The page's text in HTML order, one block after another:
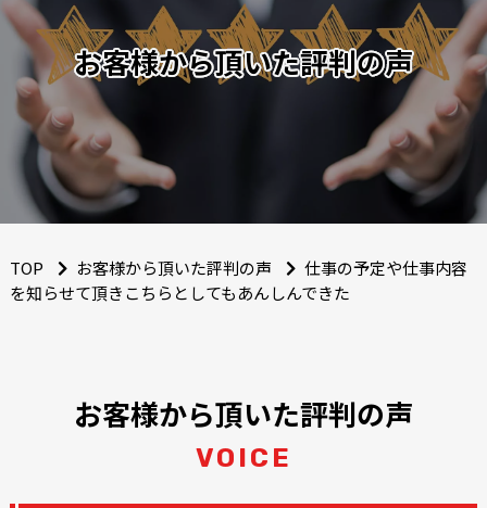
お客様から頂いた評判の声
TOP お客様から頂いた評判の声
仕事の予定や仕事内容
を知らせて頂きこちらとしてもあんしんできた
お客様から頂いた評判の声
VOICE